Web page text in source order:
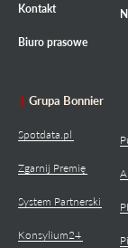
Kontakt
Biuro prasowe
Grupa Bonnier
Spotdata.pl
Zgarnij Premię
System Partnerski
Konsylium24